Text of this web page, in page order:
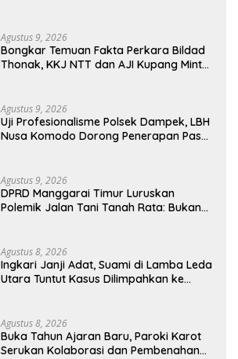
Agustus 9, 2026
Bongkar Temuan Fakta Perkara Bildad
Thonak, KKJ NTT dan AJI Kupang Minta
Agustus 9, 2026
Uji Profesionalisme Polsek Dampek, LBH
Nusa Komodo Dorong Penerapan Pasal
Agustus 9, 2026
DPRD Manggarai Timur Luruskan
Polemik Jalan Tani Tanah Rata: Bukan
Agustus 8, 2026
Ingkari Janji Adat, Suami di Lamba Leda
Utara Tuntut Kasus Dilimpahkan ke
Agustus 8, 2026
Buka Tahun Ajaran Baru, Paroki Karot
Serukan Kolaborasi dan Pembenahan